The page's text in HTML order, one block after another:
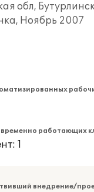
обл,
Ноябрь 2007
работающих
1
внедрение/